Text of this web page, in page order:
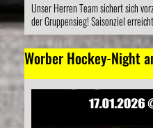
Unser Herren Team sichert sich
der Gruppensieg! Saisonziel
Worber Hockey-Night